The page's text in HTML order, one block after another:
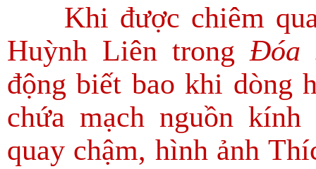
Khi được chiêm
Huỳnh Liên trong Đóa
động biết bao khi dòng
chứa mạch nguồn
quay chậm, hình ảnh